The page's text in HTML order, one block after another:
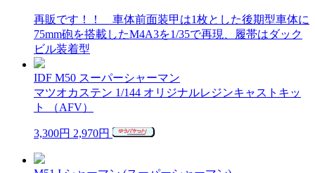
再販です！！ 車体前面装甲は1枚とした後期型車体に
75mm砲を搭載したM4A3を1/35で再現、履帯はダック
ビル装着型
IDF M50 スーパーシャーマン
マツオカステン 1/144 オリジナルレジンキャストキッ
ト （AFV）
3,300円 2,970円